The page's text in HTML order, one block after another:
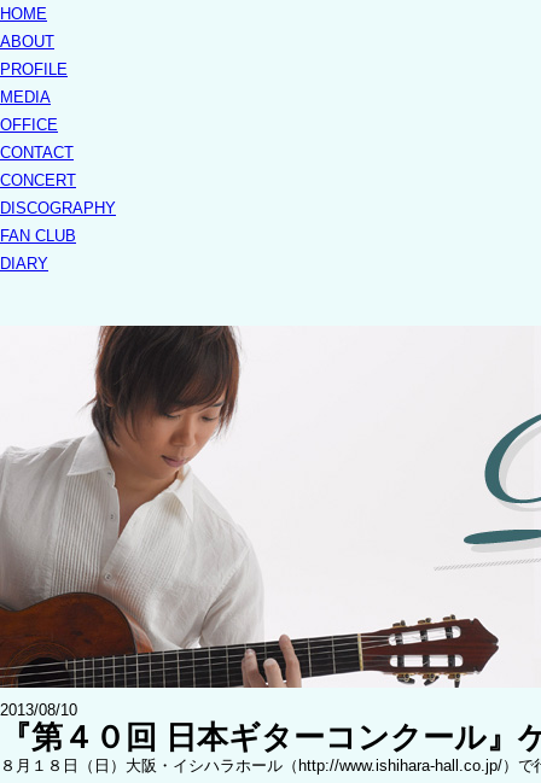
HOME
ABOUT
PROFILE
MEDIA
OFFICE
CONTACT
CONCERT
DISCOGRAPHY
FAN CLUB
DIARY
2013/08/10
『第４０回 日本ギターコンクール』
８月１８日（日）大阪・イシハラホール（http://www.ishihara-hall.co.jp/）